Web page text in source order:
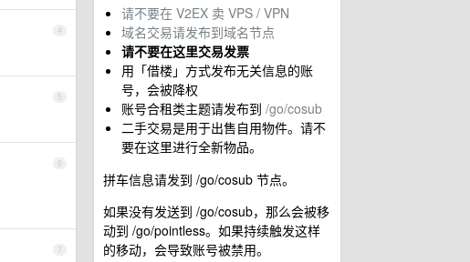
请不要在 V2EX 卖 VPS / VPN
域名交易请发布到域名节点
请不要在这里交易发票
用「借楼」方式发布无关信息的账
号，会被降权
账号合租类主题请发布到 /go/cosub
二手交易是用于出售自用物件。请不
要在这里进行全新物品。
拼车信息请发到 /go/cosub 节点。
如果没有发送到 /go/cosub，那么会被移
动到 /go/pointless。如果持续触发这样
的移动，会导致账号被禁用。
4
5
6
7